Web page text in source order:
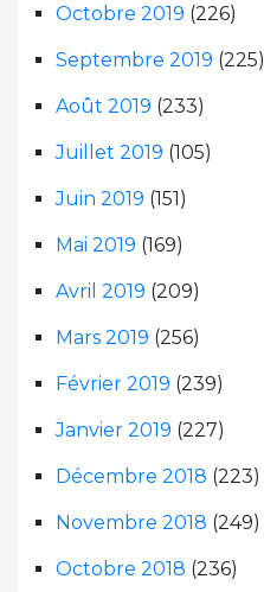
Octobre 2019 (226)
Septembre 2019 (225)
Août 2019 (233)
Juillet 2019 (105)
Juin 2019 (151)
Mai 2019 (169)
Avril 2019 (209)
Mars 2019 (256)
Février 2019 (239)
Janvier 2019 (227)
Décembre 2018 (223)
Novembre 2018 (249)
Octobre 2018 (236)